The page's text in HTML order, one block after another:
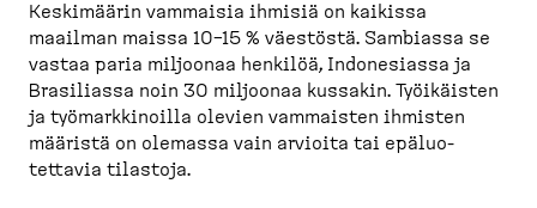
Keskimäärin vammaisia ihmisiä on kaikissa
maailman maissa 10–15 % väestöstä. Sambiassa se
vastaa paria miljoonaa henkilöä, Indone­siassa ja
Brasiliassa noin 30 miljoonaa kussakin. Työikäisten
ja työmark­ki­noilla olevien vammaisten ihmisten
määristä on olemassa vain arvioita tai epäluo­
tettavia tilastoja.